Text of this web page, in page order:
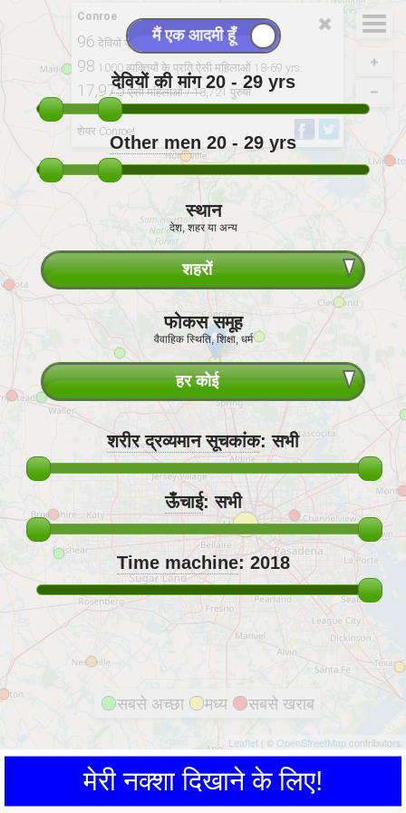
Conroe
96 देवियों प्रति 100 पुरुषों। 20-29 yrs.
98 1000 व्यक्तियों के प्रति ऐसी महिलाओं 18-69 yrs.
17,975ऐसी महिलाओं / 18,721 पुरुषों.
शेयर Conroe!
सबसे अच्छा मध्य सबसे खराब
Leaflet | © OpenStreetMapcontributors
देवियों की मांग 20 - 29yrs
Other men 20 - 29yrs
स्थान
देश, शहर या अन्य
शहरों
फोकस समूह
वैवाहिक स्थिति, शिक्षा, धर्म
हर कोई
शरीर द्रव्यमान सूचकांक:सभी
ऊँचाई:सभी
Time machine:2018
मेरी नक्शा दिखाने के लिए!